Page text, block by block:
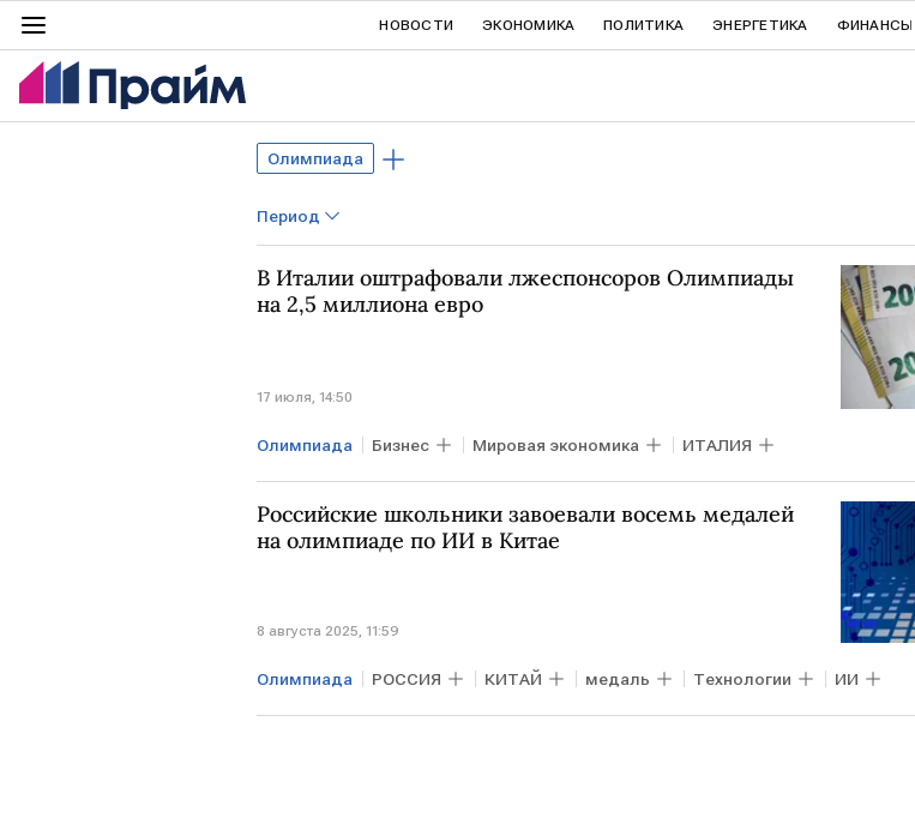
НОВОСТИ ЭКОНОМИКА ПОЛИТИКА ЭНЕРГЕТИКА ФИНАНСЫ
Олимпиада
Период
В Италии оштрафовали лжеспонсоров Олимпиады
на 2,5 миллиона евро
17 июля, 14:50
Олимпиада Бизнес Мировая экономика ИТАЛИЯ
Российские школьники завоевали восемь медалей
на олимпиаде по ИИ в Китае
8 августа 2025, 11:59
Олимпиада РОССИЯ КИТАЙ медаль Технологии ИИ